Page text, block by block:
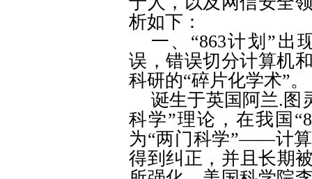
析如下：
一、“863计划”出
误，错误切分计算机
科研的“碎片化学术”。
诞生于英国阿兰. 图
科学”理论，在我国“
为“两门科学”——计
得到纠正，并且长期